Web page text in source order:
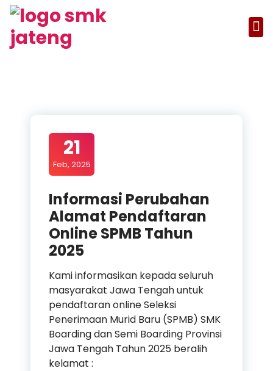
21
Feb, 2025
Informasi Perubahan
Alamat Pendaftaran
Online SPMB Tahun
2025
Kami informasikan kepada seluruh
masyarakat Jawa Tengah untuk
pendaftaran online Seleksi
Penerimaan Murid Baru (SPMB) SMK
Boarding dan Semi Boarding Provinsi
Jawa Tengah Tahun 2025 beralih
kelamat :